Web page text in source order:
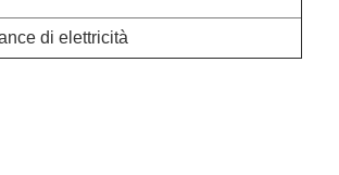
di elettricità